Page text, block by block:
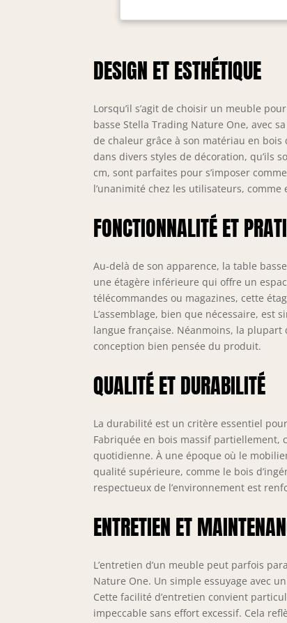
DESIGN ET ESTHÉTIQUE
Lorsqu’il s’agit de choisir un meuble
basse Stella Trading Nature One, avec
de chaleur grâce à son matériau en bois
dans divers styles de décoration, qu’ils
cm, sont parfaites pour s’imposer
l’unanimité chez les utilisateurs,
FONCTIONNALITÉ ET
Au-delà de son apparence, la table
une étagère inférieure qui offre un
télécommandes ou magazines, cette
L’assemblage, bien que nécessaire,
langue française. Néanmoins, la
conception bien pensée du produit.
QUALITÉ ET DURABILITÉ
La durabilité est un critère essentiel
Fabriquée en bois massif partiellement,
quotidienne. À une époque où le
qualité supérieure, comme le bois
respectueux de l’environnement est
ENTRETIEN ET
L’entretien d’un meuble peut parfois
Nature One. Un simple essuyage avec
Cette facilité d’entretien convient
impeccable sans effort excessif. Cela